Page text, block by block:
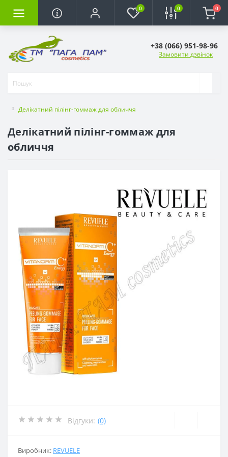
0 0 0
+38 (066) 951-98-96
Замовити дзвінок
Делікатний пілінг-гоммаж для обличчя
Делікатний пілінг-гоммаж для
обличчя
Відгуки: (0)
Виробник: REVUELE